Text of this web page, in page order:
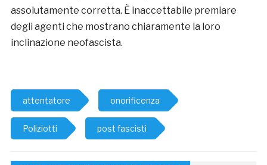
assolutamente corretta. È inaccettabile premiare
degli agenti che mostrano chiaramente la loro
inclinazione neofascista.
attentatore onorificenza
Poliziotti post fascisti